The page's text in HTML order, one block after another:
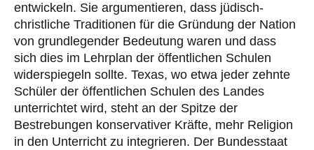
entwickeln. Sie argumentieren, dass jüdisch-
christliche Traditionen für die Gründung der Nation
von grundlegender Bedeutung waren und dass
sich dies im Lehrplan der öffentlichen Schulen
widerspiegeln sollte. Texas, wo etwa jeder zehnte
Schüler der öffentlichen Schulen des Landes
unterrichtet wird, steht an der Spitze der
Bestrebungen konservativer Kräfte, mehr Religion
in den Unterricht zu integrieren. Der Bundesstaat